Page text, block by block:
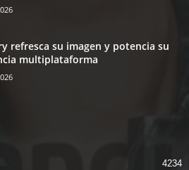
refresca su imagen y potencia su
multiplataforma
4234